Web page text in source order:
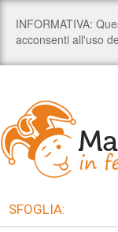
SFOGLIA: